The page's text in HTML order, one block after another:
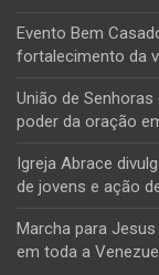
Evento Bem
fortalecimento da
União de
poder da oração
Igreja Abrace
de jovens e ação
Marcha para
em toda a